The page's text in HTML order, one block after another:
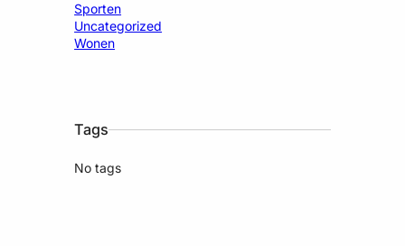
Sporten
Uncategorized
Wonen
Tags
No tags